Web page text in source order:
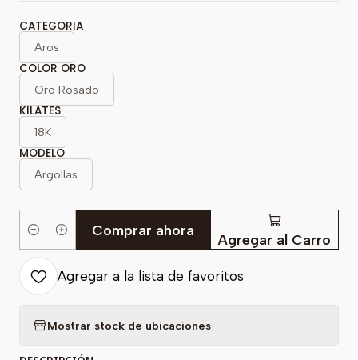
CATEGORIA
Aros
COLOR ORO
Oro Rosado
KILATES
18K
MODELO
Argollas
Cantidad Agregar al Carro
Comprar ahora
Agregar a la lista de favoritos
Mostrar stock de ubicaciones